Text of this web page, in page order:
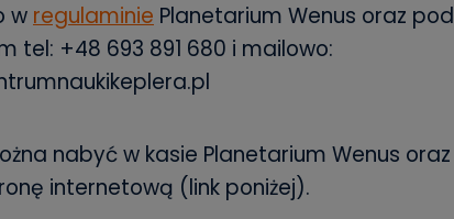
w regulaminie Planetarium Wenus oraz pod
tel: +48 693 891 680 i mailowo:
nabyć w kasie Planetarium Wenus oraz
internetową (link poniżej).